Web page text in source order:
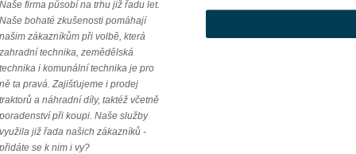
Naše firma působí na trhu již řadu let.
Naše bohaté zkušenosti pomáhají
našim zákazníkům při volbě, která
zahradní technika, zemědělská
technika i komunální technika je pro
ně ta pravá. Zajišťujeme i prodej
traktorů a náhradní díly, taktéž včetně
poradenství při koupi. Naše služby
využila již řada našich zákazníků -
přidáte se k nim i vy?